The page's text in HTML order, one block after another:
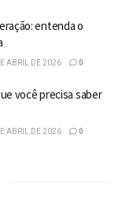
entenda o
ABRIL DE 2026 0
você precisa saber
ABRIL DE 2026 0